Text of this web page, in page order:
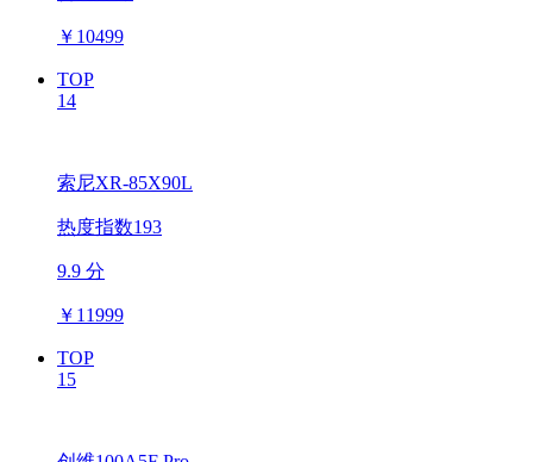
￥ 10499
TOP
14
索尼XR-85X90L
热度指数193
9.9 分
￥ 11999
TOP
15